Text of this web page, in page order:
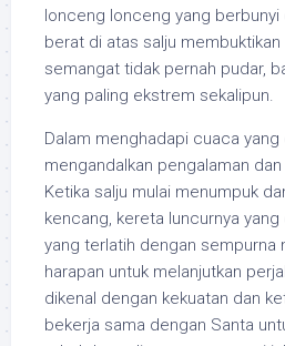
lonceng lonceng yang berbunyi
berat di atas salju
semangat tidak pernah pudar,
yang paling ekstrem sekalipun.
Dalam menghadapi cuaca
mengandalkan pengalaman
Ketika salju mulai menumpuk
kencang, kereta luncurnya
yang terlatih dengan sempurna
harapan untuk melanjutkan
dikenal dengan kekuatan dan
bekerja sama dengan Santa